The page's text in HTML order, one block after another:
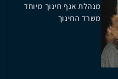
מנהלת אגף חינוך מיוחד
משרד החינוך